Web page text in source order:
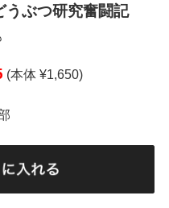
うぶつ研究奮闘記
(本体 ¥1,650)